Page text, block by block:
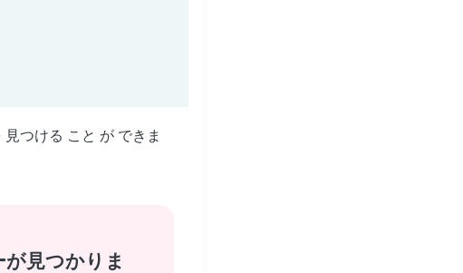
つける こと が できま
見つかりま